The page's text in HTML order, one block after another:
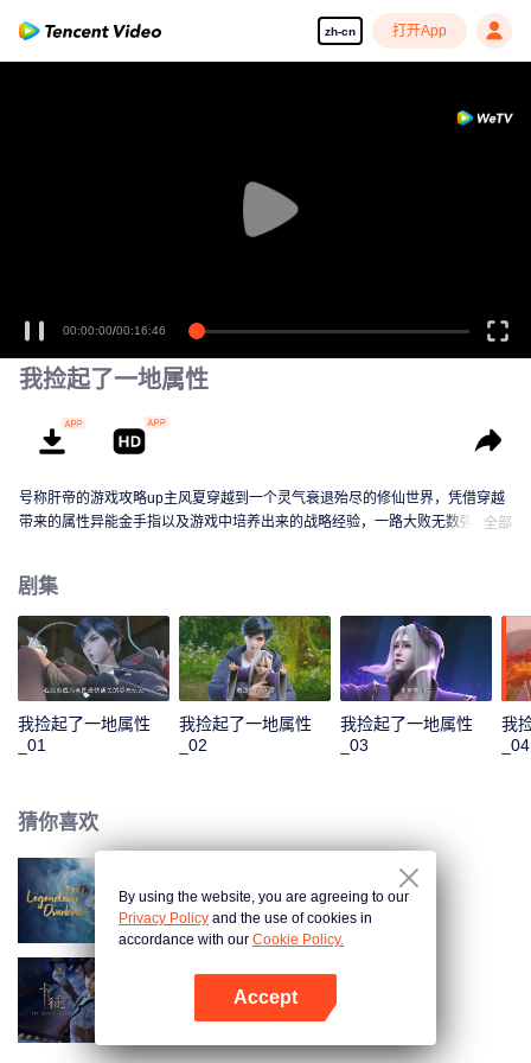
zh-cn 打开App
00:00:00/00:16:46
我捡起了一地属性
号称肝帝的游戏攻略up主风夏穿越到一个灵气衰退殆尽的修仙世界，凭借穿越
带来的属性异能金手指以及游戏中培养出来的战略经验，一路大败无数强敌，
的迫害，并复苏了玄元世界的天地灵气；玄元世界灵气复苏后，界外势力将玄
元世界视为一块肥肉，开始抢夺。为保此界安宁，风夏与尘海老祖携手弑神，
守护住了世界和平；但尘海老祖却因此不幸身逝，为找到使尘海老祖复生的办
法，风夏最终踏上了成神之路。
全部
剧集
我捡起了一地属性
_01
我捡起了一地属性
_02
我捡起了一地属性
_03
我
_04
猜你喜欢
雪鹰领主动漫
By using the website, you are agreeing to our
Privacy Policy and the use of cookies in
accordance with our Cookie Policy.
Accept